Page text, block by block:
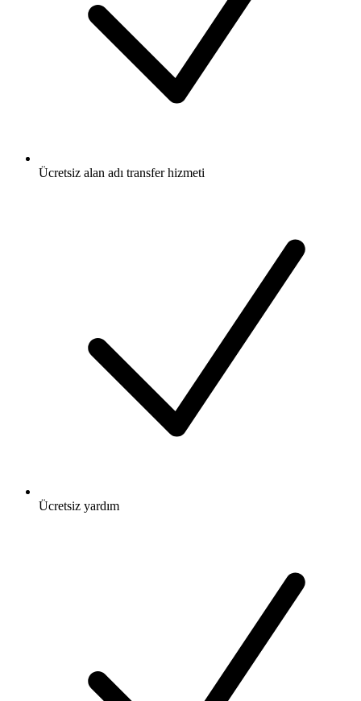
Ücretsiz alan adı transfer hizmeti
Ücretsiz yardım